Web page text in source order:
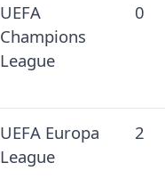
UEFA
Champions
League
0
UEFA Europa
League
2